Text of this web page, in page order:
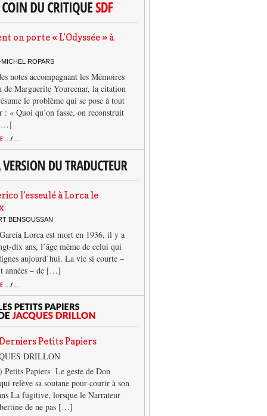
on porte « L’Odyssée » à
ROPARS
notes accompagnant les Mémoires
de Marguerite Yourcenar, la citation
le problème qui se pose à tout
: « Quoi qu’on fasse, on reconstruit
.../ ...
l’esseulé à Lorca le
BENSOUSSAN
Lorca est mort en 1936, il y a
dix ans, l’âge même de celui qui
aujourd’hui. La vie si courte –
années – de […]
.../ ...
Petits Papiers
DRILLON
Petits Papiers Le geste de Don
relève sa soutane pour courir à son
La fugitive, lorsque le Narrateur
de ne pas […]